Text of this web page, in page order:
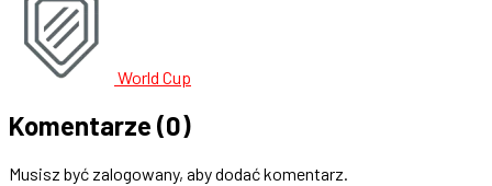
World Cup
Komentarze (0)
Musisz być zalogowany, aby dodać komentarz.